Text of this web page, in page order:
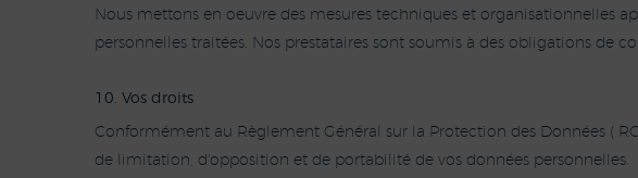
Nous mettons en oeuvre des mesures techniques et organisationnelles
personnelles traitées. Nos prestataires sont soumis à des obligations de
10. Vos droits
Conformément au Règlement Général sur la Protection des Données (
de limitation, d'opposition et de portabilité de vos données personnelles.